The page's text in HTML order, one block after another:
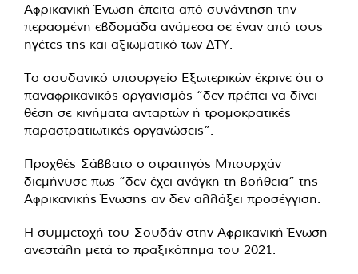
Αφρικανική Ένωση έπειτα από συνάντηση την
περασμένη εβδομάδα ανάμεσα σε έναν από τους
ηγέτες της και αξιωματικό των ΔΤΥ.
Το σουδανικό υπουργείο Εξωτερικών έκρινε ότι ο
παναφρικανικός οργανισμός “δεν πρέπει να δίνει
θέση σε κινήματα ανταρτών ή τρομοκρατικές
παραστρατιωτικές οργανώσεις”.
Προχθές Σάββατο ο στρατηγός Μπουρχάν
διεμήνυσε πως “δεν έχει ανάγκη τη βοήθεια” της
Αφρικανικής Ένωσης αν δεν αλλάξει προσέγγιση.
Η συμμετοχή του Σουδάν στην Αφρικανική Ένωση
ανεστάλη μετά το πραξικόπημα του 2021.